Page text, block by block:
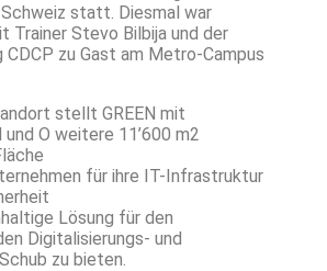
Schweiz statt. Diesmal war
Trainer Stevo Bilbija und der
zu Gast am Metro-Campus
stellt GREEN mit
O weitere 11’600 m2
für ihre IT-Infrastruktur
Lösung für den
Digitalisierungs- und
zu bieten.